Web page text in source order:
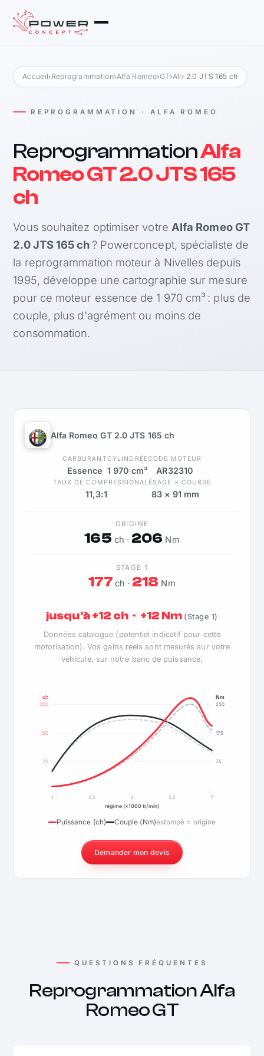
Accueil›Reprogrammation›Alfa Romeo›GT›All › 2.0 JTS 165 ch
REPROGRAMMATION · ALFA ROMEO
ReprogrammationAlfa
Romeo GT 2.0 JTS 165
ch
Vous souhaitez optimiser votre Alfa Romeo GT
2.0 JTS 165 ch? Powerconcept, spécialiste de
la reprogrammation moteur à Nivelles depuis
1995, développe une cartographie sur mesure
pour ce moteur essence de 1 970 cm³ : plus de
couple, plus d'agrément ou moins de
consommation.
Alfa Romeo GT 2.0 JTS 165 ch
CARBURANT
Essence
CYLINDRÉE
1 970 cm³
CODE MOTEUR
AR32310
TAUX DE COMPRESSION
11,3:1
ALÉSAGE × COURSE
83 × 91 mm
ORIGINE
165 ch · 206 Nm
STAGE 1
177ch · 218 Nm
jusqu'à +12 ch · +12 Nm (Stage 1)
Données catalogue (potentiel indicatif pour cette
motorisation). Vos gains réels sont mesurés sur votre
véhicule, sur notre banc de puissance.
70
130
200
75
175
250
ch Nm
1 2,5 4 5,5
7
régime (×1000 tr/min)
Puissance (ch) Couple (Nm)estompé = origine
Demander mon devis
QUESTIONS FRÉQUENTES
Reprogrammation Alfa
Romeo GT